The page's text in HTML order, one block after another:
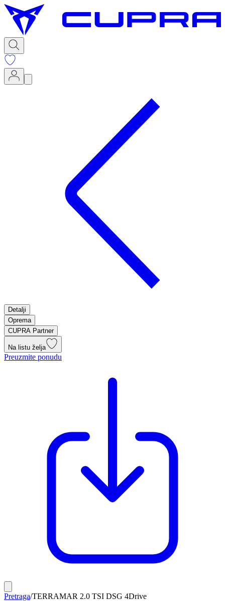
Detalji
Oprema
CUPRA Partner
Na listu želja
Preuzmite ponudu
Pretraga/TERRAMAR 2.0 TSI DSG 4Drive